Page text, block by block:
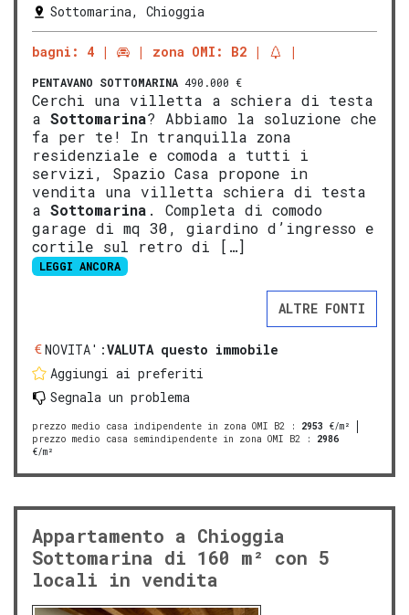
Sottomarina, Chioggia
bagni: 4 zona OMI: B2
PENTAVANO SOTTOMARINA 490.000 €
Cerchi una villetta a schiera di testa
a Sottomarina? Abbiamo la soluzione che
fa per te! In tranquilla zona
residenziale e comoda a tutti i
servizi, Spazio Casa propone in
vendita una villetta schiera di testa
a Sottomarina . Completa di comodo
garage di mq 30, giardino d’ingresso e
cortile sul retro di […]
LEGGI ANCORA
ALTRE FONTI
NOVITA':VALUTA questo immobile
Aggiungi ai preferiti
Segnala un problema
prezzo medio casa indipendente in zona OMI B2 : 2953 €/m²
prezzo medio casa semindipendente in zona OMI B2 : 2986
€/m²
Appartamento a Chioggia
Sottomarina di 160 m² con 5
locali in vendita